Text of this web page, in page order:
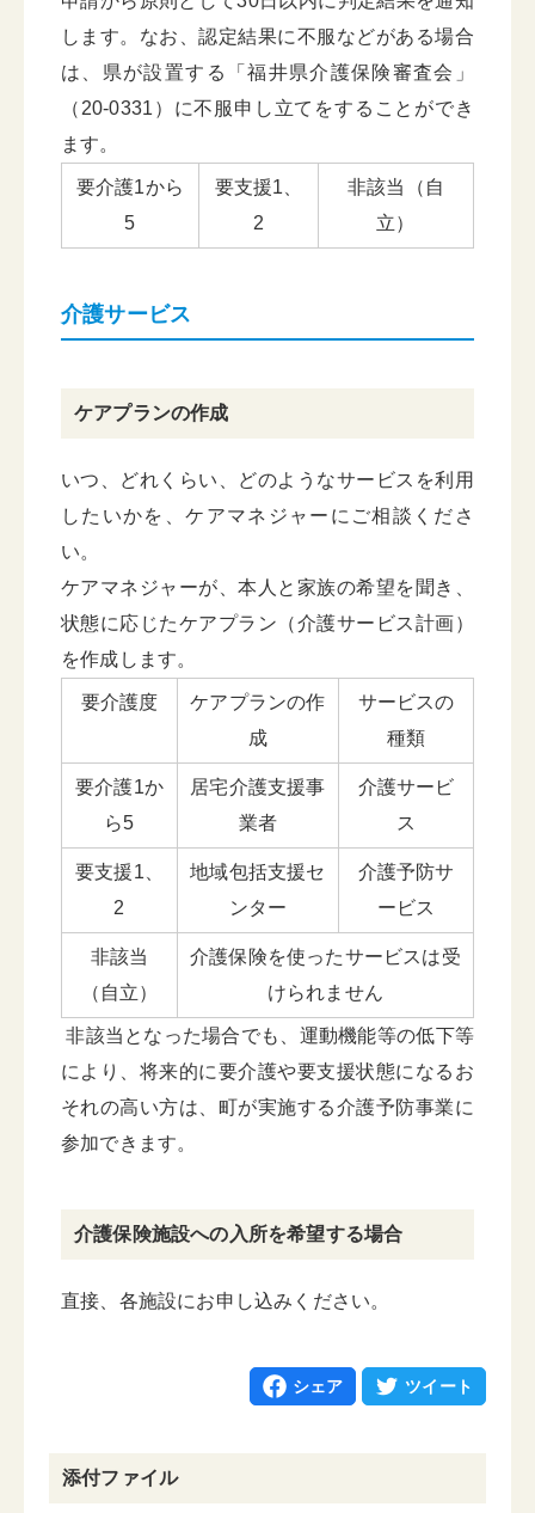
します。なお、認定結果に不服などがある場合
は、県が設置する「福井県介護保険審査会」
（20-0331）に不服申し立てをすることができ
ます。
要介護1から
5
要支援1、
2
非該当（自
立）
介護サービス
ケアプランの作成
いつ、どれくらい、どのようなサービスを利用
したいかを、ケアマネジャーにご相談くださ
い。
ケアマネジャーが、本人と家族の希望を聞き、
状態に応じたケアプラン（介護サービス計画）
を作成します。
要介護度
ケアプランの作
成
サービスの
種類
要介護1か
ら5
居宅介護支援事
業者
介護サービ
ス
要支援1、
2
地域包括支援セ
ンター
介護予防サ
ービス
非該当
（自立）
介護保険を使ったサービスは受
けられません
非該当となった場合でも、運動機能等の低下等
により、将来的に要介護や要支援状態になるお
それの高い方は、町が実施する介護予防事業に
参加できます。
介護保険施設への入所を希望する場合
直接、各施設にお申し込みください。
シェア ツイート
添付ファイル